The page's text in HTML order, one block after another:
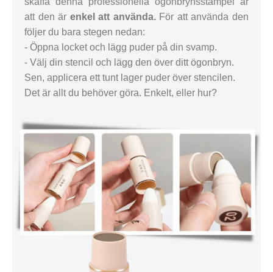
att den är enkel att använda.För att använda den
följer du bara stegen nedan:
- Öppna locket och lägg puder på din svamp.
- Välj din stencil och lägg den över ditt ögonbryn.
Sen, applicera ett tunt lager puder över stencilen.
Det är allt du behöver göra. Enkelt, eller hur?